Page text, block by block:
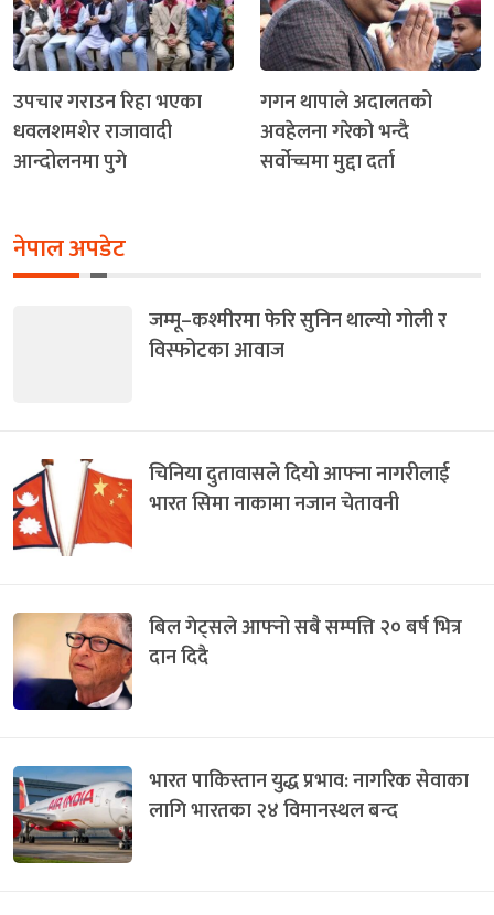
उपचार गराउन रिहा भएका
धवलशमशेर राजावादी
आन्दोलनमा पुगे
गगन थापाले अदालतको
अवहेलना गरेको भन्दै
सर्वोच्चमा मुद्दा दर्ता
नेपाल अपडेट
जम्मू–कश्मीरमा फेरि सुनिन थाल्यो गोली र
विस्फोटका आवाज
चिनिया दुतावासले दियो आफ्ना नागरीलाई
भारत सिमा नाकामा नजान चेतावनी
बिल गेट्सले आफ्नो सबै सम्पत्ति २० बर्ष भित्र
दान दिदै
भारत पाकिस्तान युद्ध प्रभाव: नागरिक सेवाका
लागि भारतका २४ विमानस्थल बन्द